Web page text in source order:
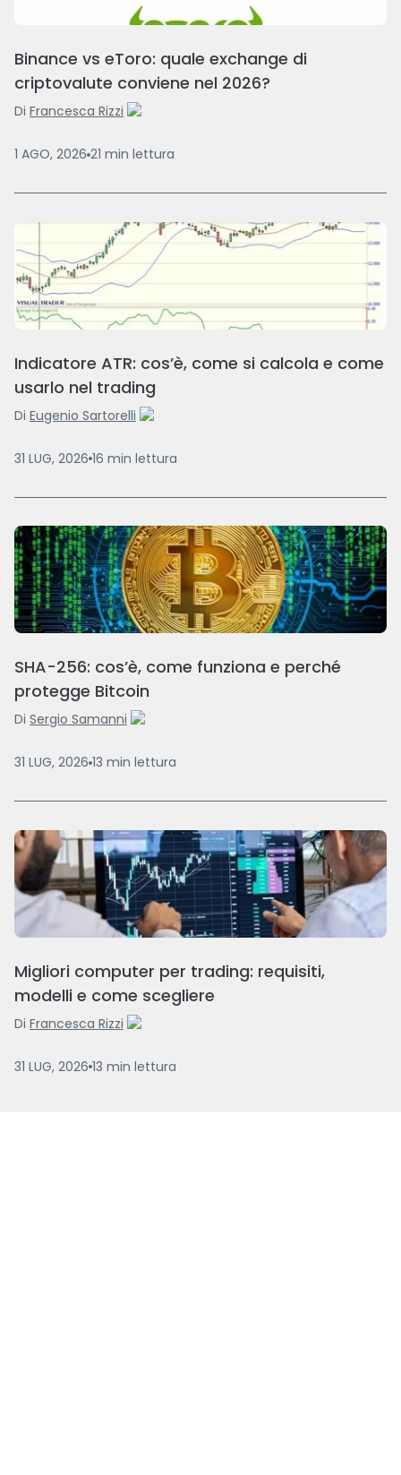
Binance vs eToro: quale exchange di
criptovalute conviene nel 2026?
Di Francesca Rizzi
1 AGO, 2026 21 min lettura
Indicatore ATR: cos’è, come si calcola e come
usarlo nel trading
Di Eugenio Sartorelli
31 LUG, 2026 16 min lettura
SHA-256: cos’è, come funziona e perché
protegge Bitcoin
Di Sergio Samanni
31 LUG, 2026 13 min lettura
Migliori computer per trading: requisiti,
modelli e come scegliere
Di Francesca Rizzi
31 LUG, 2026 13 min lettura